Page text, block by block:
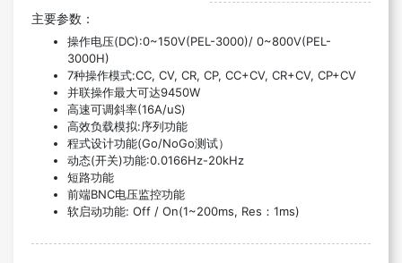
主要参数：
操作电压(DC):0~150V(PEL-3000)/ 0~800V(PEL-
3000H)
7种操作模式:CC, CV, CR, CP, CC+CV, CR+CV, CP+CV
并联操作最大可达9450W
高速可调斜率(16A/uS)
高效负载模拟:序列功能
程式设计功能(Go/NoGo测试）
动态(开关)功能:0.0166Hz-20kHz
短路功能
前端BNC电压监控功能
软启动功能: Off / On(1~200ms, Res：1ms)